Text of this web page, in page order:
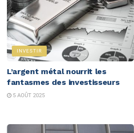
INVESTIR
L’argent métal nourrit les
fantasmes des investisseurs
5 AOÛT 2025